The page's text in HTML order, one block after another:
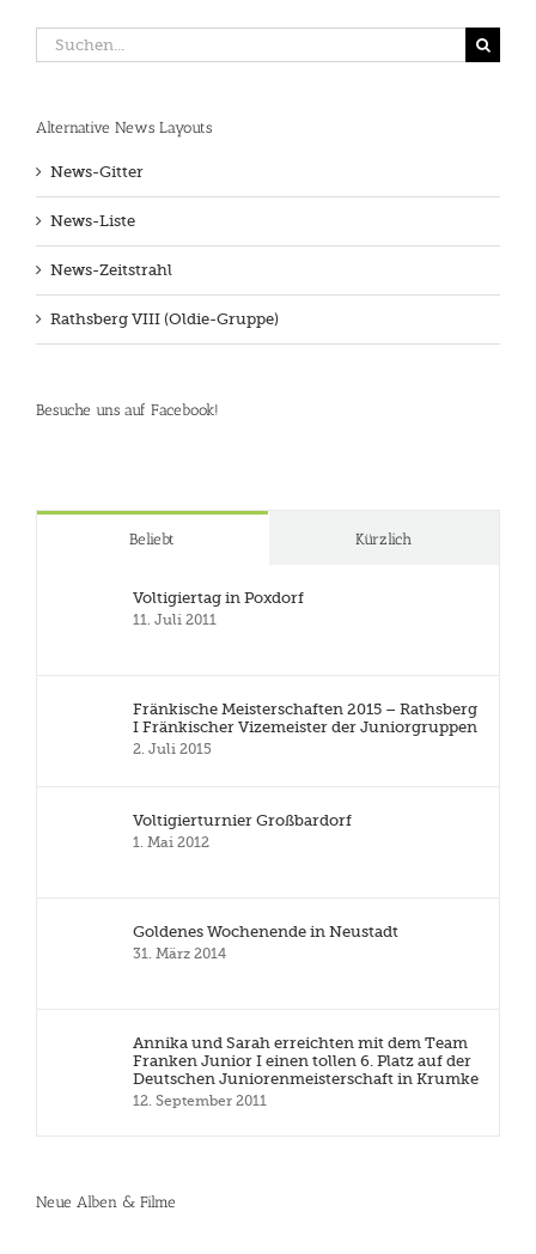
Suche
nach:
Alternative News Layouts
News-Gitter
News-Liste
News-Zeitstrahl
Rathsberg VIII (Oldie-Gruppe)
Besuche uns auf Facebook!
Beliebt Kürzlich
Voltigiertag in Poxdorf
11. Juli 2011
Fränkische Meisterschaften 2015 – Rathsberg
I Fränkischer Vizemeister der Juniorgruppen
2. Juli 2015
Voltigierturnier Großbardorf
1. Mai 2012
Goldenes Wochenende in Neustadt
31. März 2014
Annika und Sarah erreichten mit dem Team
Franken Junior I einen tollen 6. Platz auf der
Deutschen Juniorenmeisterschaft in Krumke
12. September 2011
Neue Alben & Filme